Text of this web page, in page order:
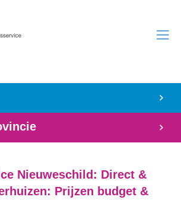
Nieuweschild: Direct &
Prijzen budget &